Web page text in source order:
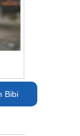
Bibi